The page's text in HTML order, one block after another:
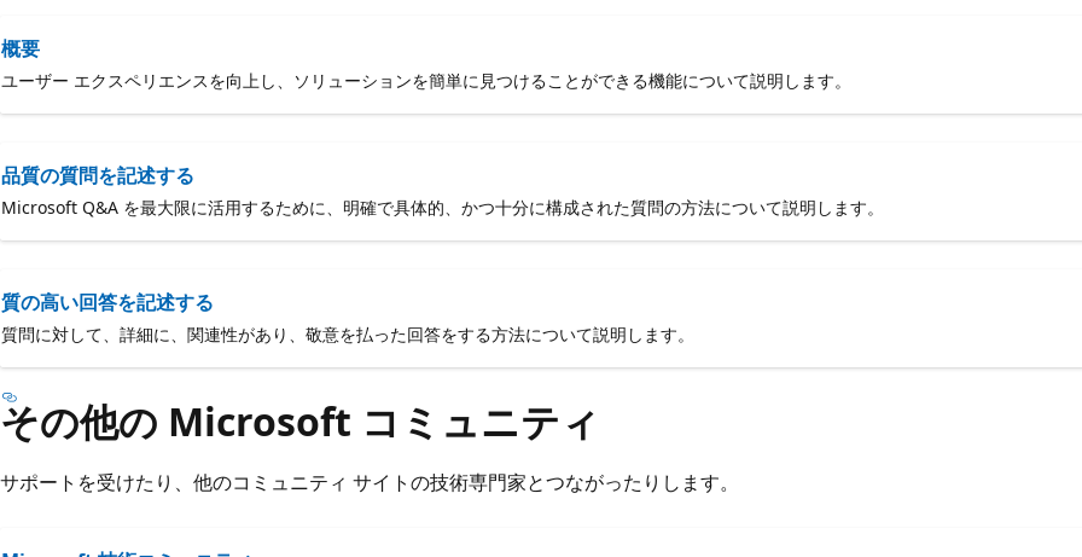
概要
ユーザー エクスペリエンスを向上し、ソリューションを簡単に見つけることができる機能について説明します。
品質の質問を記述する
Microsoft Q&A を最大限に活用するために、明確で具体的、かつ十分に構成された質問の方法について説明します。
質の高い回答を記述する
質問に対して、詳細に、関連性があり、敬意を払った回答をする方法について説明します。
その他の Microsoft コミュニティ
サポートを受けたり、他のコミュニティ サイトの技術専門家とつながったりします。